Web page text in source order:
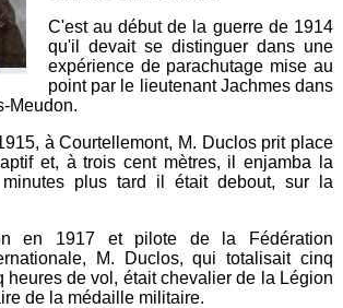
C'est au début de la guerre de 1914
qu'il devait se distinguer dans une
expérience de parachutage mise au
point par le lieutenant Jachmes dans
Meudon.
à Courtellemont, M. Duclos prit place
et, à trois cent mètres, il enjamba la
plus tard il était debout, sur la
en 1917 et pilote de la Fédération
M. Duclos, qui totalisait cinq
heures de vol, était chevalier de la Légion
de la médaille militaire.